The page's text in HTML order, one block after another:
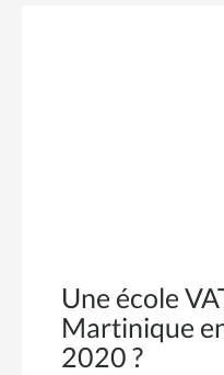
Une école
Martinique
2020 ?